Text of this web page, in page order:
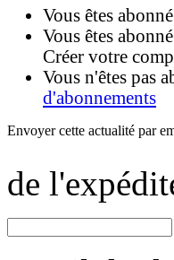
Vous êtes
Vous êtes
Créer votre
Vous n'êtes pas
d'abonnements
Envoyer cette actualité par
de